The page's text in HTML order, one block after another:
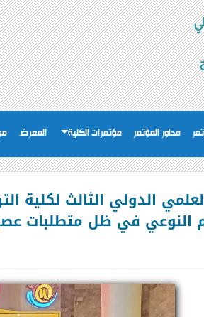
محاور المؤتمر مؤتمرات الكلية المعرض
الدولي الثالث
في ظل متطلبات عصر الرقمنة وأزمة